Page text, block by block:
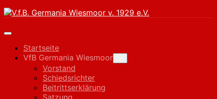
Skip
content
Expand
Startseite
VfB Germania Wiesmoor
Child
Vorstand
Schiedsrichter
Beitrittserklärung
Satzung